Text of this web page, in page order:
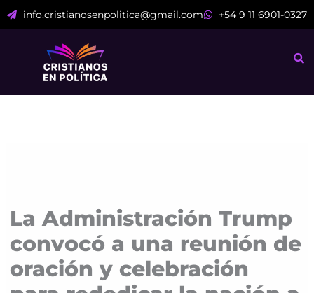
al
info.cristianosenpolitica@gmail.com +54 9 11 6901-0327
La Administración Trump
convocó a una reunión de
oración y celebración